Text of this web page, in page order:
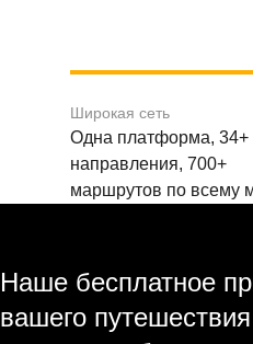
Широкая сеть
Одна платформа, 34+
направления, 700+
маршрутов по всему
Наше бесплатное
вашего